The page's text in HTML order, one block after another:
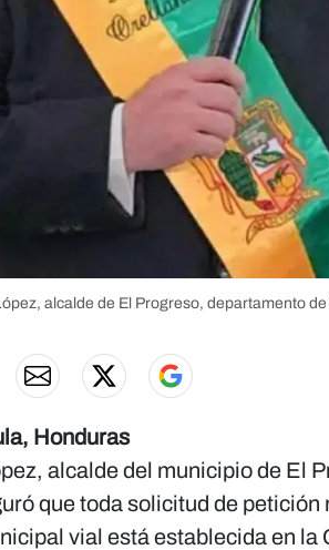
alcalde de El Progreso, departamento de
Honduras
alcalde del municipio de El
que toda solicitud de
vial está establecida en